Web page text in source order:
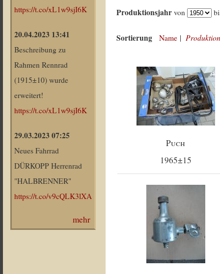
https://t.co/xL1w9sjI6K
20.04.2023 13:41
Beschreibung zu
Rahmen Rennrad
(1915±10) wurde
erweitert!
https://t.co/xL1w9sjI6K
29.03.2023 07:25
Neues Fahrrad
DÜRKOPP Herrenrad
"HALBRENNER"
https://t.co/v9cQLK3lXA
mehr
Produktionsjahr von
Sortierung Name |
Puch
1965±15